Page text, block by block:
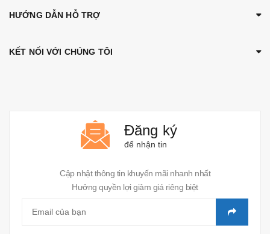
HƯỚNG DẪN HỖ TRỢ
KẾT NỐI VỚI CHÚNG TÔI
Đăng ký
để nhận tin
Cập nhật thông tin khuyến mãi nhanh nhất
Hưởng quyền lợi giảm giá riêng biệt